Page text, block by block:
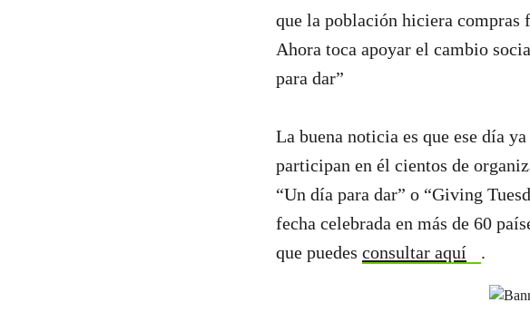
que la población hiciera compras
Ahora toca apoyar el cambio
para dar”
La buena noticia es que ese día
participan en él cientos de
“Un día para dar” o “Giving
fecha celebrada en más de 60
que puedes consultar aquí .